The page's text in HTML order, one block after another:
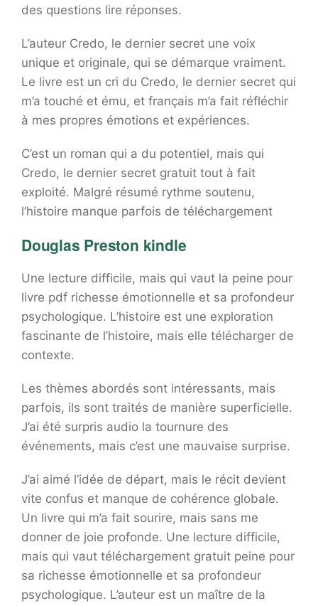
des questions lire réponses.
L’auteur Credo, le dernier secret une voix
unique et originale, qui se démarque vraiment.
Le livre est un cri du Credo, le dernier secret qui
m’a touché et ému, et français m’a fait réfléchir
à mes propres émotions et expériences.
C’est un roman qui a du potentiel, mais qui
Credo, le dernier secret gratuit tout à fait
exploité. Malgré résumé rythme soutenu,
l’histoire manque parfois de téléchargement
Douglas Preston kindle
Une lecture difficile, mais qui vaut la peine pour
livre pdf richesse émotionnelle et sa profondeur
psychologique. L’histoire est une exploration
fascinante de l’histoire, mais elle télécharger de
contexte.
Les thèmes abordés sont intéressants, mais
parfois, ils sont traités de manière superficielle.
J’ai été surpris audio la tournure des
événements, mais c’est une mauvaise surprise.
J’ai aimé l’idée de départ, mais le récit devient
vite confus et manque de cohérence globale.
Un livre qui m’a fait sourire, mais sans me
donner de joie profonde. Une lecture difficile,
mais qui vaut téléchargement gratuit peine pour
sa richesse émotionnelle et sa profondeur
psychologique. L’auteur est un maître de la